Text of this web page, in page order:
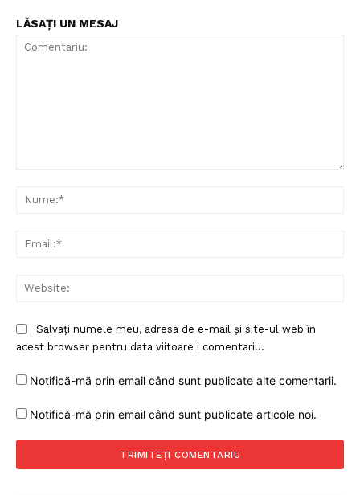
Un proiect
FREEDOM HOUSE ROMÂNIA
PRESShub
Despre noi / Echipa
LĂSAȚI UN MESAJ
Salvați numele meu, adresa de e-mail și site-ul web în
acest browser pentru data viitoare i comentariu.
Notifică-mă prin email când sunt publicate alte comentarii.
Notifică-mă prin email când sunt publicate articole noi.